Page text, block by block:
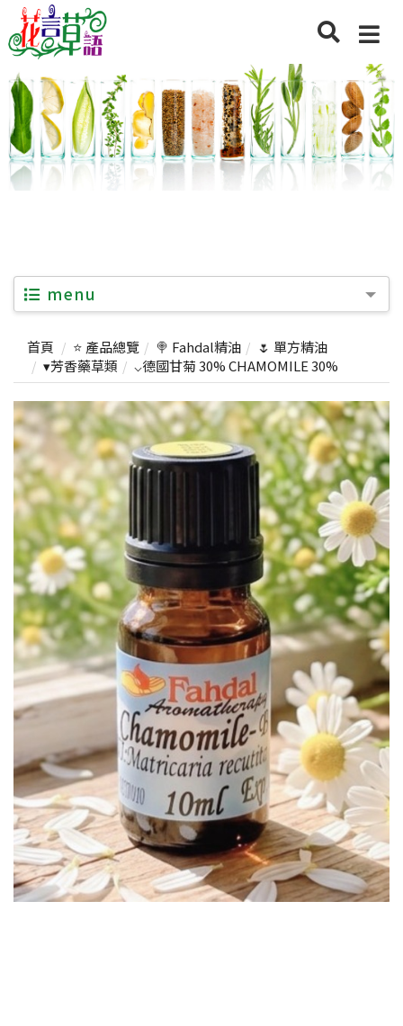
menu
首頁 ⭐ 產品總覽 🍭 Fahdal精油
🌷 單方精油
▾芳香藥草類
⌵德國甘菊 30% CHAMOMILE 30%